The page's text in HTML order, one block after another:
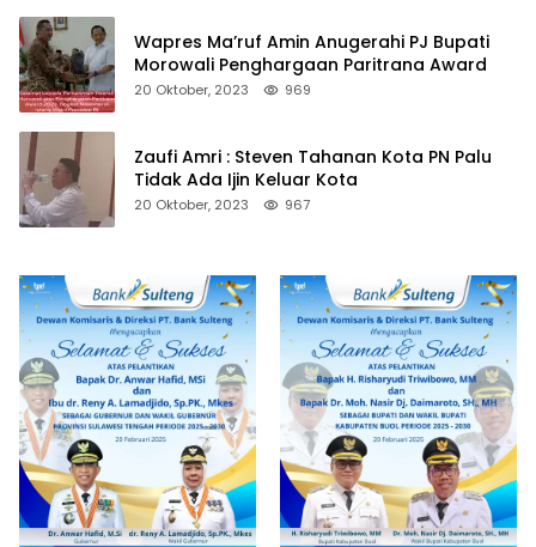
Wapres Ma’ruf Amin Anugerahi PJ Bupati
Morowali Penghargaan Paritrana Award
20 Oktober, 2023 969
Zaufi Amri : Steven Tahanan Kota PN Palu
Tidak Ada Ijin Keluar Kota
20 Oktober, 2023 967